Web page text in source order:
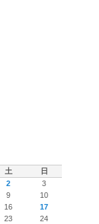
土 日
2
3
9
10
16
17
23
24